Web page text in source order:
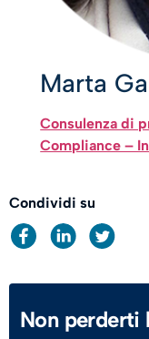
Marta
Consulenza di
Compliance –
Condividi su
Non perderti